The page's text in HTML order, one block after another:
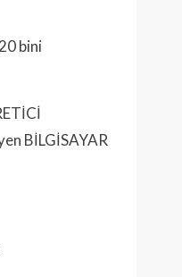
bini
BİLGİSAYAR